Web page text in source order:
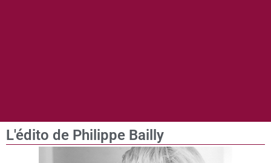
L'édito de Philippe Bailly